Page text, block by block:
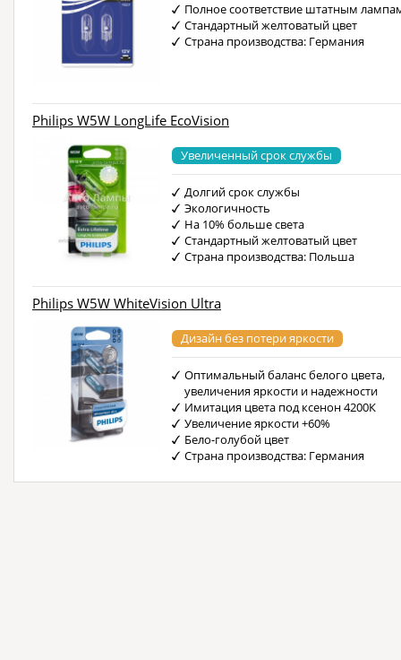
Полное соответствие штатным
Стандартный желтоватый цвет
Страна производства: Германия
Philips W5W LongLife EcoVision
Увеличенный срок службы
Долгий срок службы
Экологичность
На 10% больше света
Стандартный желтоватый цвет
Страна производства: Польша
Philips W5W WhiteVision Ultra
Дизайн без потери яркости
Оптимальный баланс белого цвета,
увеличения яркости и надежности
Имитация цвета под ксенон 4200К
Увеличение яркости +60%
Бело-голубой цвет
Страна производства: Германия